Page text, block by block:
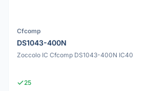
Cfcomp
DS1043-400N
Zoccolo IC Cfcomp DS1043-400N IC40
25